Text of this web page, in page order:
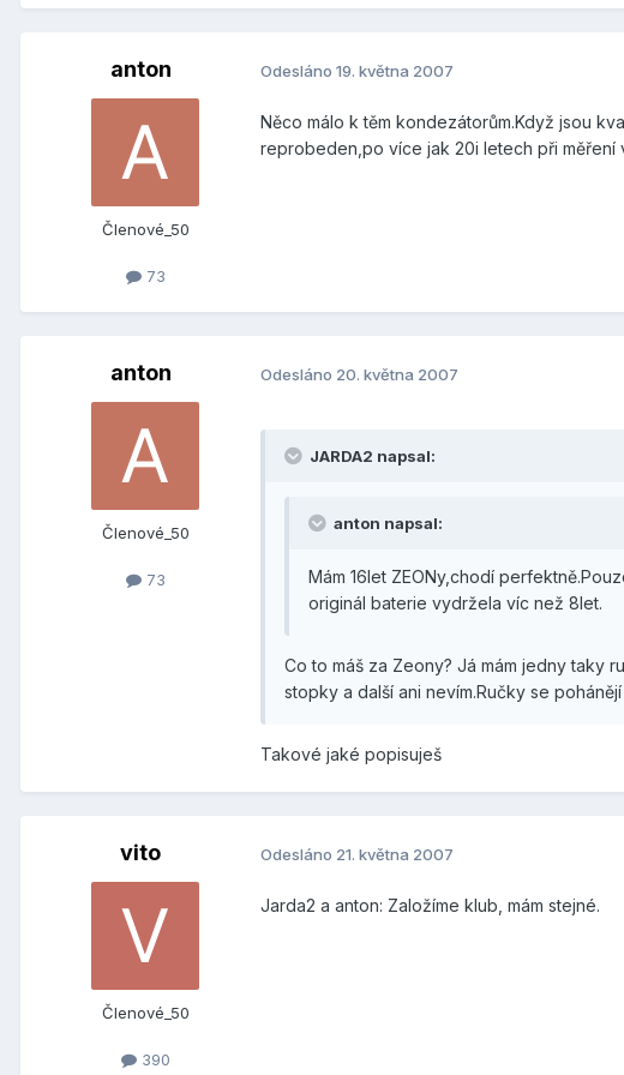
anton
Členové_50
73
Odesláno 19. května 2007
Něco málo k těm kondezátorům.Když jsou
reprobeden,po více jak 20i letech při měření
anton
Členové_50
73
Odesláno 20. května 2007
JARDA2 napsal:
anton napsal:
Mám 16let ZEONy,chodí
originál baterie vydržela víc než 8let.
Co to máš za Zeony? Já mám jedny taky
stopky a další ani nevím.Ručky se
Takové jaké popisuješ
vito
Členové_50
390
Odesláno 21. května 2007
Jarda2 a anton: Založíme klub, mám stejné.